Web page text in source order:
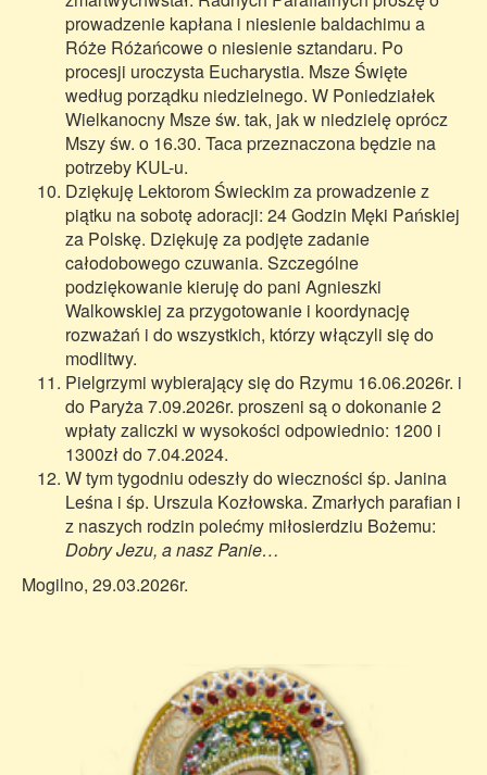
prowadzenie kapłana i niesienie baldachimu a
Róże Różańcowe o niesienie sztandaru. Po
procesji uroczysta Eucharystia. Msze Święte
według porządku niedzielnego. W Poniedziałek
Wielkanocny Msze św. tak, jak w niedzielę oprócz
Mszy św. o 16.30. Taca przeznaczona będzie na
potrzeby KUL-u.
Dziękuję Lektorom Świeckim za prowadzenie z
piątku na sobotę adoracji: 24 Godzin Męki Pańskiej
za Polskę. Dziękuję za podjęte zadanie
całodobowego czuwania. Szczególne
podziękowanie kieruję do pani Agnieszki
Walkowskiej za przygotowanie i koordynację
rozważań i do wszystkich, którzy włączyli się do
modlitwy.
Pielgrzymi wybierający się do Rzymu 16.06.2026r. i
do Paryża 7.09.2026r. proszeni są o dokonanie 2
wpłaty zaliczki w wysokości odpowiednio: 1200 i
1300zł do 7.04.2024.
W tym tygodniu odeszły do wieczności śp. Janina
Leśna i śp. Urszula Kozłowska. Zmarłych parafian i
z naszych rodzin polećmy miłosierdziu Bożemu:
Dobry Jezu, a nasz Panie…
Mogilno, 29.03.2026r.